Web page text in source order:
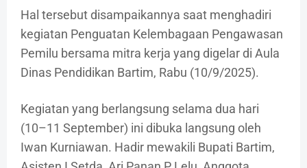
Hal tersebut disampaikannya saat menghadiri
kegiatan Penguatan Kelembagaan Pengawasan
Pemilu bersama mitra kerja yang digelar di Aula
Dinas Pendidikan Bartim, Rabu (10/9/2025).
Kegiatan yang berlangsung selama dua hari
(10–11 September) ini dibuka langsung oleh
Iwan Kurniawan. Hadir mewakili Bupati Bartim,